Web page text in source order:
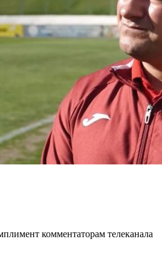
комментаторам телеканала